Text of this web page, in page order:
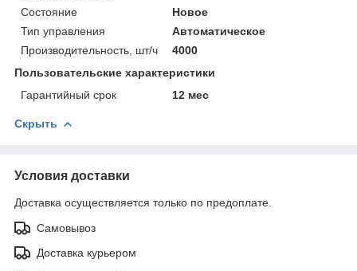
Состояние
Новое
Тип управления
Автоматическое
Производительность, шт/ч
4000
Пользовательские характеристики
Гарантийный срок
12 мес
Скрыть
Условия доставки
Доставка осуществляется только по предоплате.
Самовывоз
Доставка курьером